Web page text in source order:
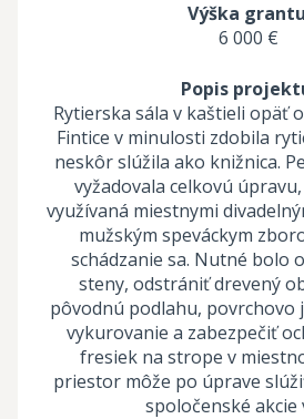
Výška
6 000 €
Popis
Rytierska sála v kaštieli opäť
Fintice v minulosti zdobila
neskôr slúžila ako knižnica.
vyžadovala celkovú
využívaná miestnymi
mužským speváckym
schádzanie sa. Nutné bolo
steny, odstrániť drevený
pôvodnú podlahu,
vykurovanie a zabezpečiť
fresiek na strope v
priestor môže po úprave
spoločenské akcie